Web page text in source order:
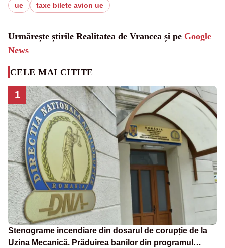
ue taxe bilete avion ue
Urmărește știrile Realitatea de Vrancea și pe Google
News
CELE MAI CITITE
1
Stenograme incendiare din dosarul de corupție de la
Uzina Mecanică. Prăduirea banilor din programul